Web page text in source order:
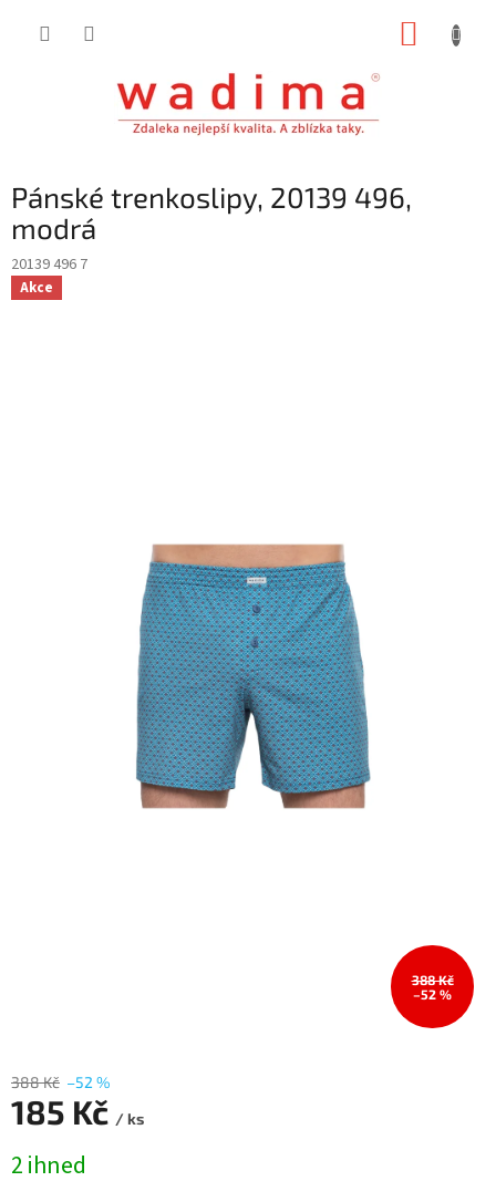
Pánské trenkoslipy, 20139 496,
modrá
20139 496 7
Akce
388 Kč
–52 %
388 Kč –52 %
185 Kč / ks
cena:
2 ihned